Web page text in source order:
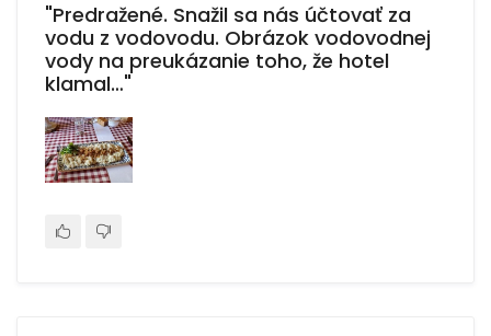
"Predražené. Snažil sa nás účtovať za
vodu z vodovodu. Obrázok vodovodnej
vody na preukázanie toho, že hotel
klamal…"